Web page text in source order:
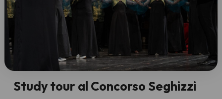
Study tour al Concorso Seghizzi